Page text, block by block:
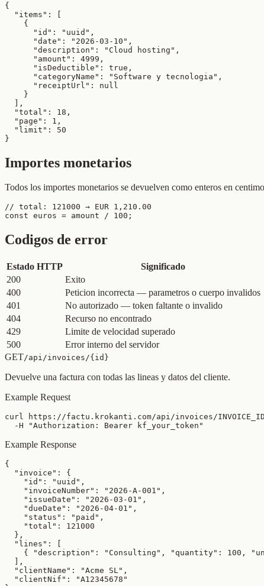
{
  "items": [
    {
      "id": "uuid",
      "date": "2026-03-10",
      "description": "Cloud hosting",
      "amount": 4999,
      "isDeductible": true,
      "categoryName": "Software y tecnologia",
      "receiptUrl": null
    }
  ],
  "total": 18,
  "page": 1,
  "limit": 50
}
Importes monetarios
Todos los importes monetarios se devuelven como enteros en
// total: 121000 → EUR 1,210.00
const euros = amount / 100;
Codigos de error
Estado HTTP
Significado
200
Exito
400
Peticion incorrecta — parametros o cuerpo invalidos
401
No autorizado — token faltante o invalido
404
Recurso no encontrado
429
Limite de velocidad superado
500
Error interno del servidor
GET/api/invoices/{id}
Devuelve una factura con todas las lineas y datos del cliente.
Example Request
curl https://factu.krokanti.com/api/invoices/
  -H "Authorization: Bearer kf_your_token"
Example Response
{
  "invoice": {
    "id": "uuid",
    "invoiceNumber": "2026-A-001",
    "issueDate": "2026-03-01",
    "dueDate": "2026-04-01",
    "status": "paid",
    "total": 121000
  },
  "lines": [
{ "description": "Consulting", "quantity": 100,
  ],
  "clientName": "Acme SL",
  "clientNif": "A12345678"